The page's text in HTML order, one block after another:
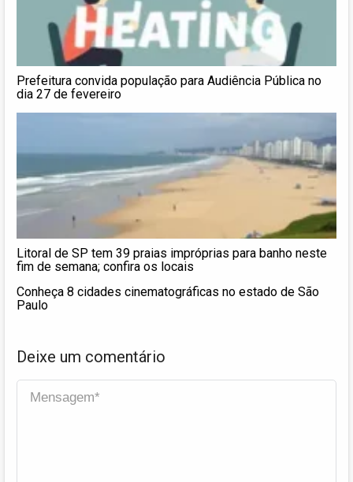
Prefeitura convida população para Audiência Pública no
dia 27 de fevereiro
Litoral de SP tem 39 praias impróprias para banho neste
fim de semana; confira os locais
Conheça 8 cidades cinematográficas no estado de São
Paulo
Deixe um comentário